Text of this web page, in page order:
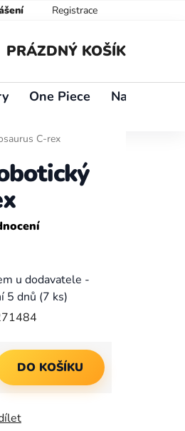
Registrace
PRÁZDNÝ KOŠÍK
One Piece Naruto
C-rex
u dodavatele -
5 dnů (7 ks)
DO KOŠÍKU